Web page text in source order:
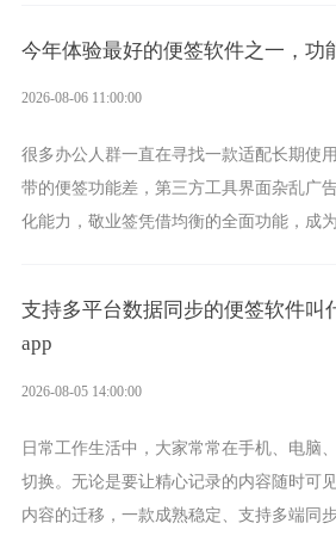
今年体验最好的便签软件之一，功
2026-08-06 11:00:00
很多办公人群一直在寻找一款适配长期使
带的便签功能差，第三方工具界面杂乱广
化能力，敬业签凭借均衡的全面功能，成
支持多平台数据同步的便签软件叫
app
2026-08-05 14:00:00
日常工作生活中，大家常常在手机、电脑
切换。无论是要让精心记录的内容随时可
内容的迁移，一款成熟稳定、支持多端同